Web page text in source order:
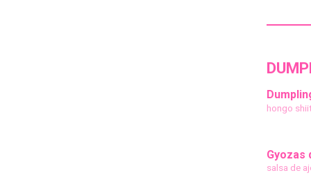
hongo
Gyozas
salsa de